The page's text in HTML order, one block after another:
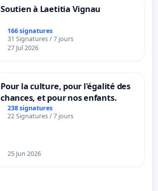
Soutien à Laetitia Vignau
166 signatures
31 Signatures / 7 jours
27 Jul 2026
Pour la culture, pour l'égalité des
chances, et pour nos enfants.
238 signatures
22 Signatures / 7 jours
25 Jun 2026